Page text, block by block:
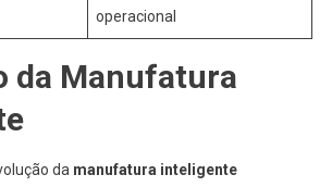
operacional
da Manufatura
da manufatura inteligente